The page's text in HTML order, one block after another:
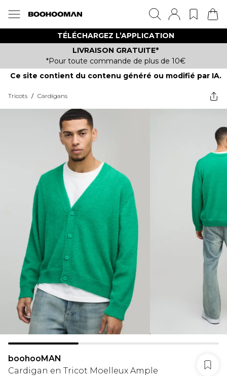
TÉLÉCHARGEZ L’APPLICATION
LIVRAISON GRATUITE*
*Pour toute commande de plus de 10€
Ce site contient du contenu généré ou modifié par IA.
Tricots / Cardigans
boohooMAN
Cardigan en Tricot Moelleux Ample